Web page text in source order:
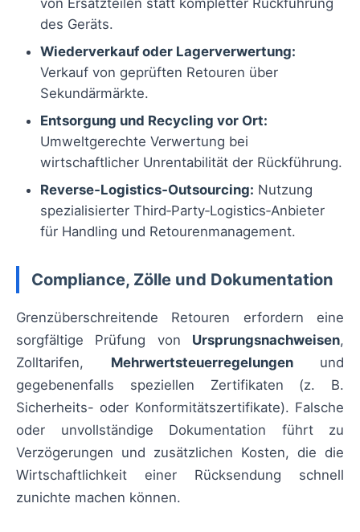
des Geräts.
Wiederverkauf oder Lagerverwertung:
Verkauf von geprüften Retouren über
Sekundärmärkte.
Entsorgung und Recycling vor Ort:
Umweltgerechte Verwertung bei
wirtschaftlicher Unrentabilität der Rückführung.
Reverse‑Logistics‑Outsourcing: Nutzung
spezialisierter Third‑Party‑Logistics‑Anbieter
für Handling und Retourenmanagement.
Compliance, Zölle und Dokumentation
Grenzüberschreitende Retouren erfordern eine
sorgfältige Prüfung von Ursprungsnachweisen,
Zolltarifen, Mehrwertsteuerregelungenund
gegebenenfalls speziellen Zertifikaten (z. B.
Sicherheits- oder Konformitätszertifikate). Falsche
oder unvollständige Dokumentation führt zu
Verzögerungen und zusätzlichen Kosten, die die
Wirtschaftlichkeit einer Rücksendung schnell
zunichte machen können.